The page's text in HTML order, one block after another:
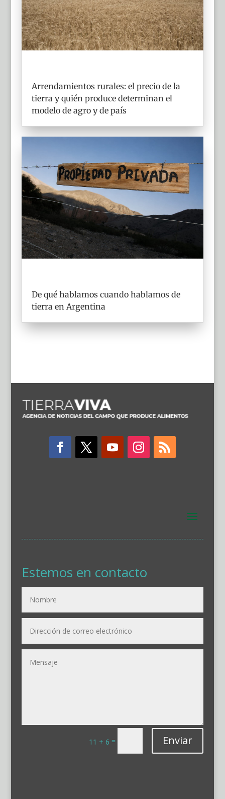
Arrendamientos rurales: el precio de la
tierra y quién produce determinan el
modelo de agro y de país
De qué hablamos cuando hablamos de
tierra en Argentina
Estemos en contacto
11 + 6 = Enviar